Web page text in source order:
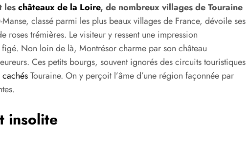
leschâteaux de la Loire, de nombreux villages de Touraine
Manse, classé parmi les plus beaux villages de France, dévoile ses
roses trémières. Le visiteur y ressent une impression
Non loin de là, Montrésor charme par son château
Ces petits bourgs, souvent ignorés des circuits touristiques
Touraine. On y perçoit l’âme d’une région façonnée par
insolite